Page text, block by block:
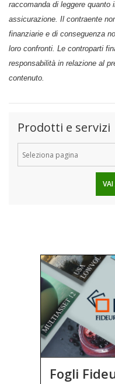
raccomanda di leggere quanto
assicurazione. Il contraente
finanziarie e di conseguenza
loro confronti. Le controparti
responsabilità in relazione al
contenuto.
Prodotti e servizi
Fogli